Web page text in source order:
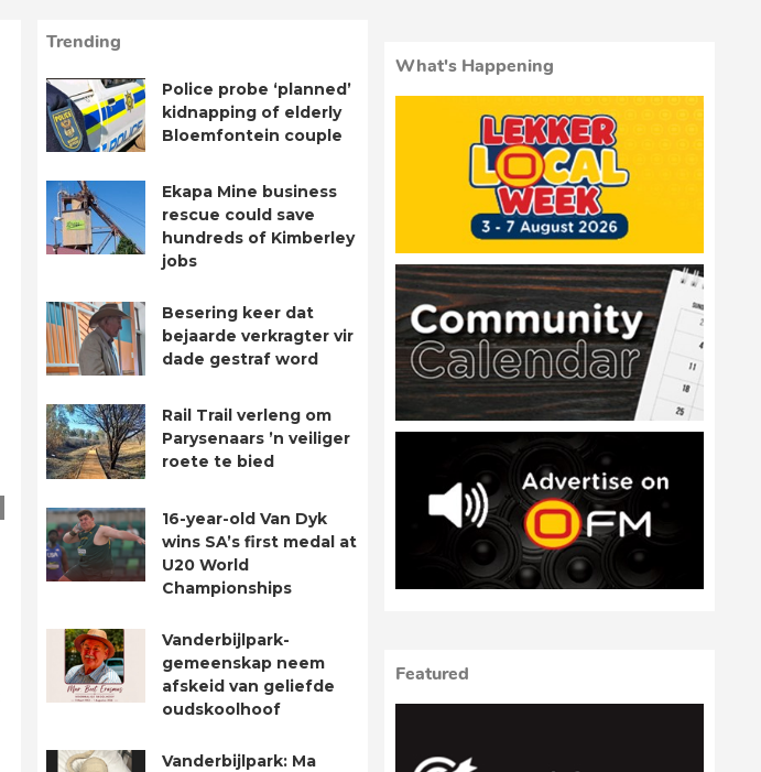
Trending
Police probe ‘planned’
kidnapping of elderly
Bloemfontein couple
Ekapa Mine business
rescue could save
hundreds of Kimberley
jobs
Besering keer dat
bejaarde verkragter vir
dade gestraf word
Rail Trail verleng om
Parysenaars ’n veiliger
roete te bied
16-year-old Van Dyk
wins SA’s first medal at
U20 World
Championships
Vanderbijlpark-
gemeenskap neem
afskeid van geliefde
oudskoolhoof
Vanderbijlpark: Ma
What's Happening
Featured